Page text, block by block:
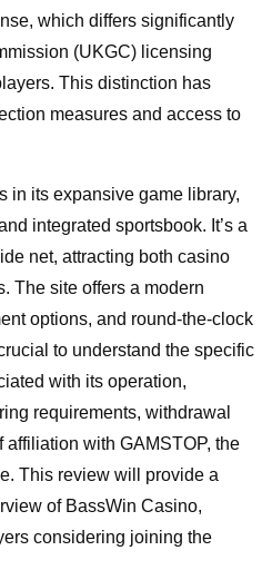
which differs significantly
(UKGC) licensing
This distinction has
measures and access to
in its expansive game library,
integrated sportsbook. It’s a
net, attracting both casino
The site offers a modern
options, and round-the-clock
to understand the specific
with its operation,
requirements, withdrawal
affiliation with GAMSTOP, the
This review will provide a
of BassWin Casino,
considering joining the